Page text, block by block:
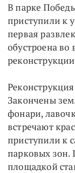
В парке
приступили к
первая
обустроена
Закончены
фонари,
встречают
приступили к
парковых зон.
площадкой